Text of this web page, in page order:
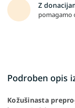
Z
pomagamo
Podroben opis
Kožušinasta